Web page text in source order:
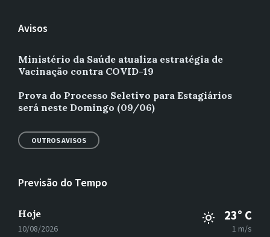
Avisos
Ministério da Saúde atualiza estratégia de
Vacinação contra COVID-19
Prova do Processo Seletivo para Estagiários
será neste Domingo (09/06)
OUTROS AVISOS
Previsão do Tempo
Hoje
10/08/2026
23° C
1 m/s